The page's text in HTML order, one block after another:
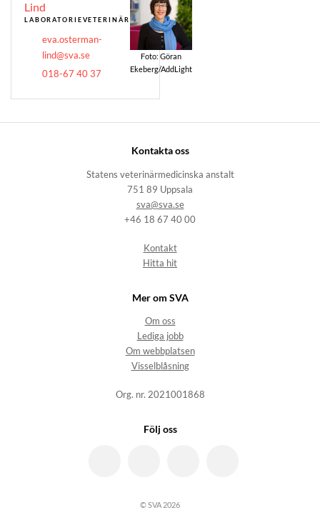
Lind
LABORATORIEVETERINÄR
eva.osterman-
lind@sva.se
018-67 40 37
Foto: Göran
Ekeberg/AddLight
Kontakta oss
Statens veterinärmedicinska anstalt
751 89 Uppsala
sva@sva.se
+46 18 67 40 00
Kontakt
Hitta hit
Mer om SVA
Om oss
Lediga jobb
Om webbplatsen
Visselblåsning
Org. nr. 2021001868
Följ oss
© SVA 2026